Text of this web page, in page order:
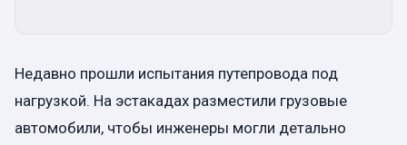
Недавно прошли испытания путепровода под
нагрузкой. На эстакадах разместили грузовые
автомобили, чтобы инженеры могли детально